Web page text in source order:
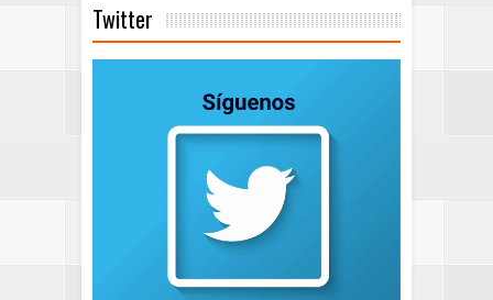
Twitter